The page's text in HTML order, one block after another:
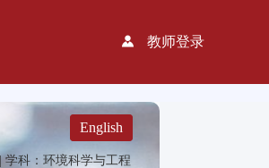
教师登录
English
学科：环境科学与工程